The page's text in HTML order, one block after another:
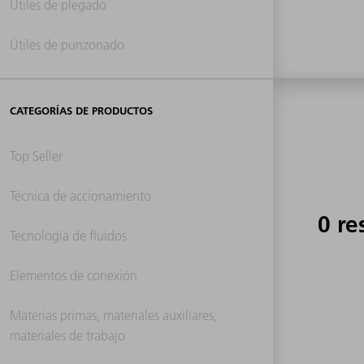
Útiles de plegado
Útiles de punzonado
CATEGORÍAS DE PRODUCTOS
Top Seller
Técnica de accionamiento
Tecnología de fluidos
Elementos de conexión
Materias primas, materiales auxiliares,
materiales de trabajo
0